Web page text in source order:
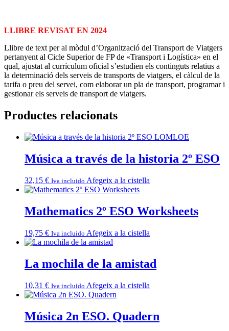
LLIBRE REVISAT EN 2024
Llibre de text per al mòdul d’Organització del Transport de Viatgers
pertanyent al Cicle Superior de FP de «Transport i Logística» en el
qual, ajustat al currículum oficial s’estudien els continguts relatius a
la determinació dels serveis de transports de viatgers, el càlcul de la
tarifa o preu del servei, com elaborar un pla de transport, programar i
gestionar els serveis de transport de viatgers.
Productes relacionats
Música a través de la historia 2º ESO
32,15 € Iva incluido Afegeix a la cistella
Mathematics 2º ESO Worksheets
19,75 € Iva incluido Afegeix a la cistella
La mochila de la amistad
10,31 € Iva incluido Afegeix a la cistella
Música 2n ESO. Quadern